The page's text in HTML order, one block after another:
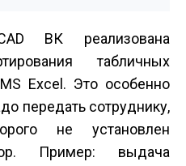
ВК реализована
табличных
Excel. Это особенно
передать сотруднику,
не установлен
Пример: выдача